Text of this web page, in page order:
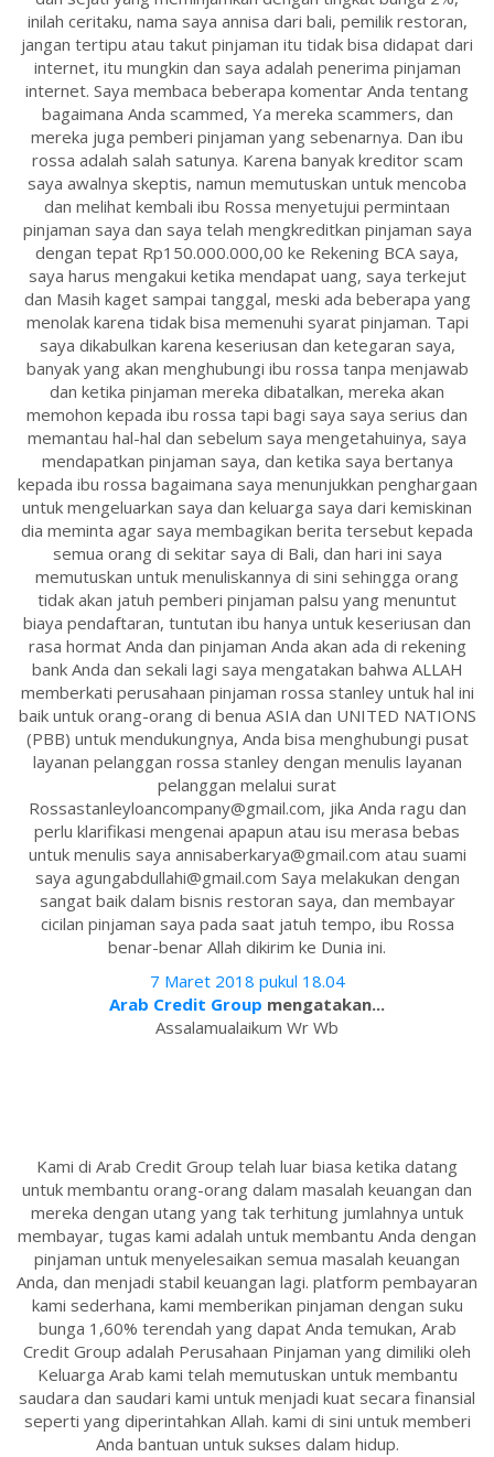
inilah ceritaku, nama saya annisa dari bali, pemilik restoran,
jangan tertipu atau takut pinjaman itu tidak bisa didapat dari
internet, itu mungkin dan saya adalah penerima pinjaman
internet. Saya membaca beberapa komentar Anda tentang
bagaimana Anda scammed, Ya mereka scammers, dan
mereka juga pemberi pinjaman yang sebenarnya. Dan ibu
rossa adalah salah satunya. Karena banyak kreditor scam
saya awalnya skeptis, namun memutuskan untuk mencoba
dan melihat kembali ibu Rossa menyetujui permintaan
pinjaman saya dan saya telah mengkreditkan pinjaman saya
dengan tepat Rp150.000.000,00 ke Rekening BCA saya,
saya harus mengakui ketika mendapat uang, saya terkejut
dan Masih kaget sampai tanggal, meski ada beberapa yang
menolak karena tidak bisa memenuhi syarat pinjaman. Tapi
saya dikabulkan karena keseriusan dan ketegaran saya,
banyak yang akan menghubungi ibu rossa tanpa menjawab
dan ketika pinjaman mereka dibatalkan, mereka akan
memohon kepada ibu rossa tapi bagi saya saya serius dan
memantau hal-hal dan sebelum saya mengetahuinya, saya
mendapatkan pinjaman saya, dan ketika saya bertanya
kepada ibu rossa bagaimana saya menunjukkan penghargaan
untuk mengeluarkan saya dan keluarga saya dari kemiskinan
dia meminta agar saya membagikan berita tersebut kepada
semua orang di sekitar saya di Bali, dan hari ini saya
memutuskan untuk menuliskannya di sini sehingga orang
tidak akan jatuh pemberi pinjaman palsu yang menuntut
biaya pendaftaran, tuntutan ibu hanya untuk keseriusan dan
rasa hormat Anda dan pinjaman Anda akan ada di rekening
bank Anda dan sekali lagi saya mengatakan bahwa ALLAH
memberkati perusahaan pinjaman rossa stanley untuk hal ini
baik untuk orang-orang di benua ASIA dan UNITED NATIONS
(PBB) untuk mendukungnya, Anda bisa menghubungi pusat
layanan pelanggan rossa stanley dengan menulis layanan
pelanggan melalui surat
Rossastanleyloancompany@gmail.com, jika Anda ragu dan
perlu klarifikasi mengenai apapun atau isu merasa bebas
untuk menulis saya annisaberkarya@gmail.com atau suami
saya agungabdullahi@gmail.com Saya melakukan dengan
sangat baik dalam bisnis restoran saya, dan membayar
cicilan pinjaman saya pada saat jatuh tempo, ibu Rossa
benar-benar Allah dikirim ke Dunia ini.
7 Maret 2018 pukul 18.04
Arab Credit Group mengatakan...
Assalamualaikum Wr Wb
Kami di Arab Credit Group telah luar biasa ketika datang
untuk membantu orang-orang dalam masalah keuangan dan
mereka dengan utang yang tak terhitung jumlahnya untuk
membayar, tugas kami adalah untuk membantu Anda dengan
pinjaman untuk menyelesaikan semua masalah keuangan
Anda, dan menjadi stabil keuangan lagi. platform pembayaran
kami sederhana, kami memberikan pinjaman dengan suku
bunga 1,60% terendah yang dapat Anda temukan, Arab
Credit Group adalah Perusahaan Pinjaman yang dimiliki oleh
Keluarga Arab kami telah memutuskan untuk membantu
saudara dan saudari kami untuk menjadi kuat secara finansial
seperti yang diperintahkan Allah. kami di sini untuk memberi
Anda bantuan untuk sukses dalam hidup.